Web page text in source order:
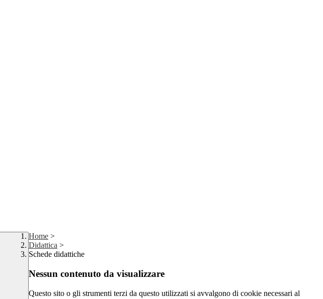
Home >
Didattica >
Schede didattiche
Nessun contenuto da visualizzare
Questo sito o gli strumenti terzi da questo utilizzati si avvalgono di cookie necessari al